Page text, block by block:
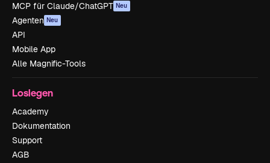
MCP für Claude/ChatGPT Neu
Agenten Neu
API
Mobile App
Alle Magnific-Tools
Loslegen
Academy
Dokumentation
Support
AGB